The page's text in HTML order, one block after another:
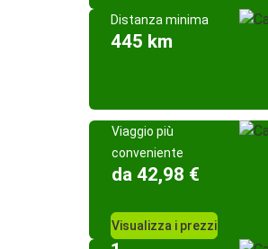
Distanza minima
445 km
Viaggio più
conveniente
da 42,98 €
Visualizza i prezzi